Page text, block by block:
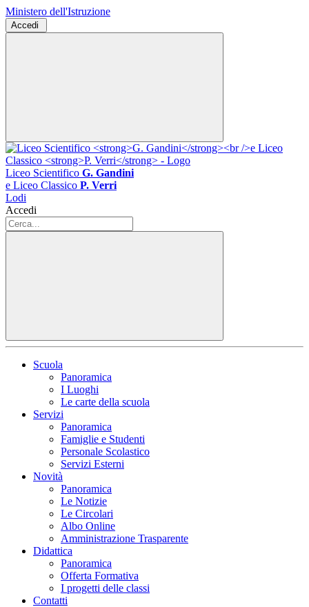
Ministero dell'Istruzione
Accedi
Liceo Scientifico G. Gandini
e Liceo Classico P. Verri
Lodi
Accedi
Scuola
Panoramica
I Luoghi
Le carte della scuola
Servizi
Panoramica
Famiglie e Studenti
Personale Scolastico
Servizi Esterni
Novità
Panoramica
Le Notizie
Le Circolari
Albo Online
Amministrazione Trasparente
Didattica
Panoramica
Offerta Formativa
I progetti delle classi
Contatti